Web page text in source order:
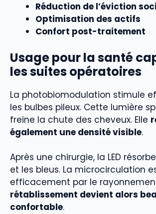
Réduction de l’éviction
Optimisation des actifs
Confort post-traitement
Usage pour la santé
les suites opératoires
La photobiomodulation stimule
les bulbes pileux. Cette lumière
freine la chute des cheveux. Elle
également une densité visible.
Après une chirurgie, la LED
et les bleus. La microcirculation
efficacement par le
rétablissement devient alors
confortable.